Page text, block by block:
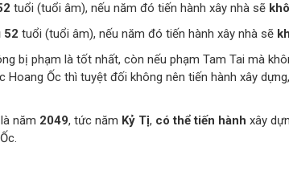
tuổi (tuổi âm), nếu năm đó tiến hành xây nhà sẽ
52 tuổi (tuổi âm), nếu năm đó tiến hành xây nhà sẽ
bị phạm là tốt nhất, còn nếu phạm Tam Tai mà
Hoang Ốc thì tuyệt đối không nên tiến hành xây
năm 2049, tức năm Kỷ Tị, có thể tiến hành xây